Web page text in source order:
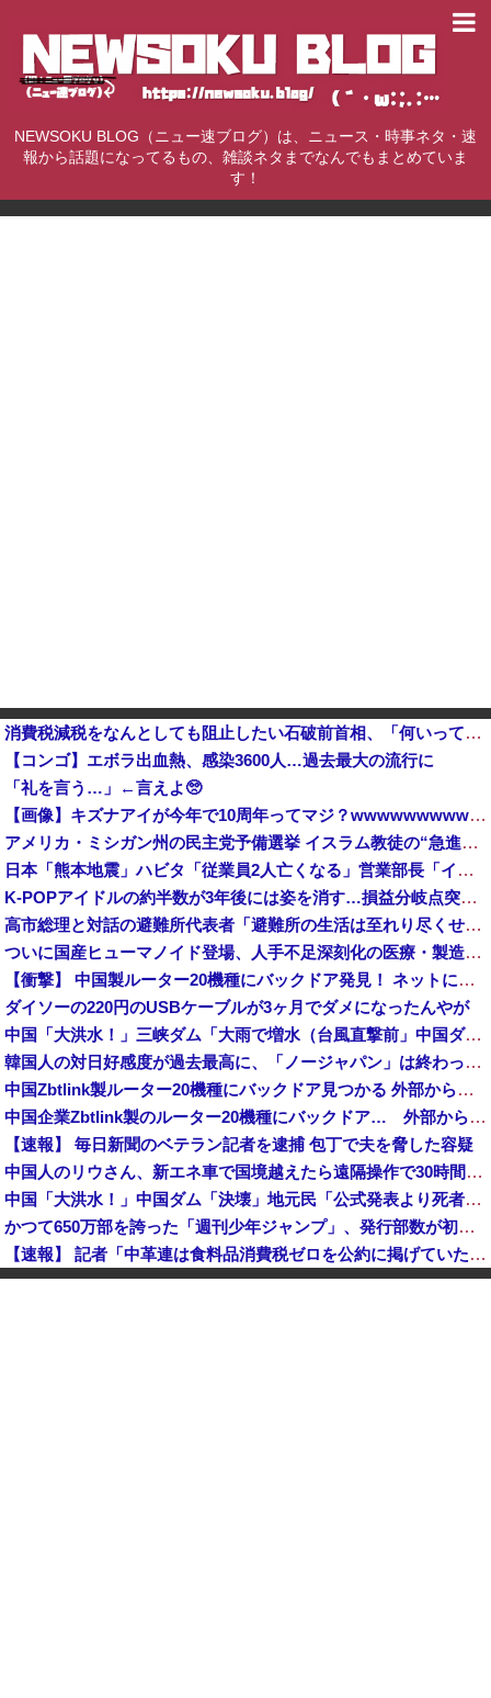
NEWSOKU BLOG（ニュー速ブログ）は、ニュース・時事ネタ・速
報から話題になってるもの、雑談ネタまでなんでもまとめていま
す！
消費税減税をなんとしても阻止したい石破前首相、「何いってんのこいつ」と有権者をドン引きさせるよな屁理屈を……他
【コンゴ】エボラ出血熱、感染3600人…過去最大の流行に
「礼を言う…」←言えよ🥺
【画像】キズナアイが今年で10周年ってマジ？wwwwwwwwwwwwwwwww
アメリカ・ミシガン州の民主党予備選挙 イスラム教徒の“急進左派”候補が勝利確実に⋯トランプ氏は批判
日本「熊本地震」ハビタ「従業員2人亡くなる」営業部長「イオンのスタッフに制止されなかった」日本「部長が連絡後の店員行動を証言（謎」イオン「再入館可能の事実ない」→
K-POPアイドルの約半数が3年後には姿を消す…損益分岐点突破は4％未満
高市総理と対話の避難所代表者「避難所の生活は至れり尽くせりで全く不自由ない、ありがとう！日本人でよかった！」
ついに国産ヒューマノイド登場、人手不足深刻化の医療・製造現場などでの活用想定！
【衝撃】 中国製ルーター20機種にバックドア発見！ ネットに繋ぐだけで35秒ごとに中国のサーバーと通信
ダイソーの220円のUSBケーブルが3ヶ月でダメになったんやが
中国「大洪水！」三峡ダム「大雨で増水（台風直撃前」中国ダム「緊急放流！」中国鉄道「列車が走行中に流される」中国避難所「支援物資は有料です」謎の勢力「え」→
韓国人の対日好感度が過去最高に、「ノージャパン」は終わった？＝ネット「中国より100倍いい」
中国Zbtlink製ルーター20機種にバックドア見つかる 外部から完全制御のおそれ
中国企業Zbtlink製のルーター20機種にバックドア… 外部から完全制御のおそれ
【速報】 毎日新聞のベテラン記者を逮捕 包丁で夫を脅した容疑
中国人のリウさん、新エネ車で国境越えたら遠隔操作で30時間ロックされる！
中国「大洪水！」中国ダム「決壊」地元民「公式発表より死者多い！」中国政府「住民拘束！（安否不明」中国当局「救助隊動画も削除」台風13号「三峡ダム接近中」→
かつて650万部を誇った「週刊少年ジャンプ」、発行部数が初の100万部割れ
【速報】 記者「中革連は食料品消費税ゼロを公約に掲げていたが？」→階猛氏「そ、それは財源確保という条件付き」
「コンビニ、馬鹿にすんなよ」→あのオーナー夫婦、不起訴ｗｗｗｗｗｗｗｗｗ